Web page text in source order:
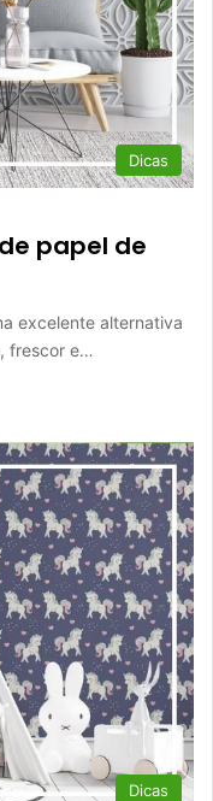
Dicas
papel de
excelente alternativa
frescor e…
Dicas